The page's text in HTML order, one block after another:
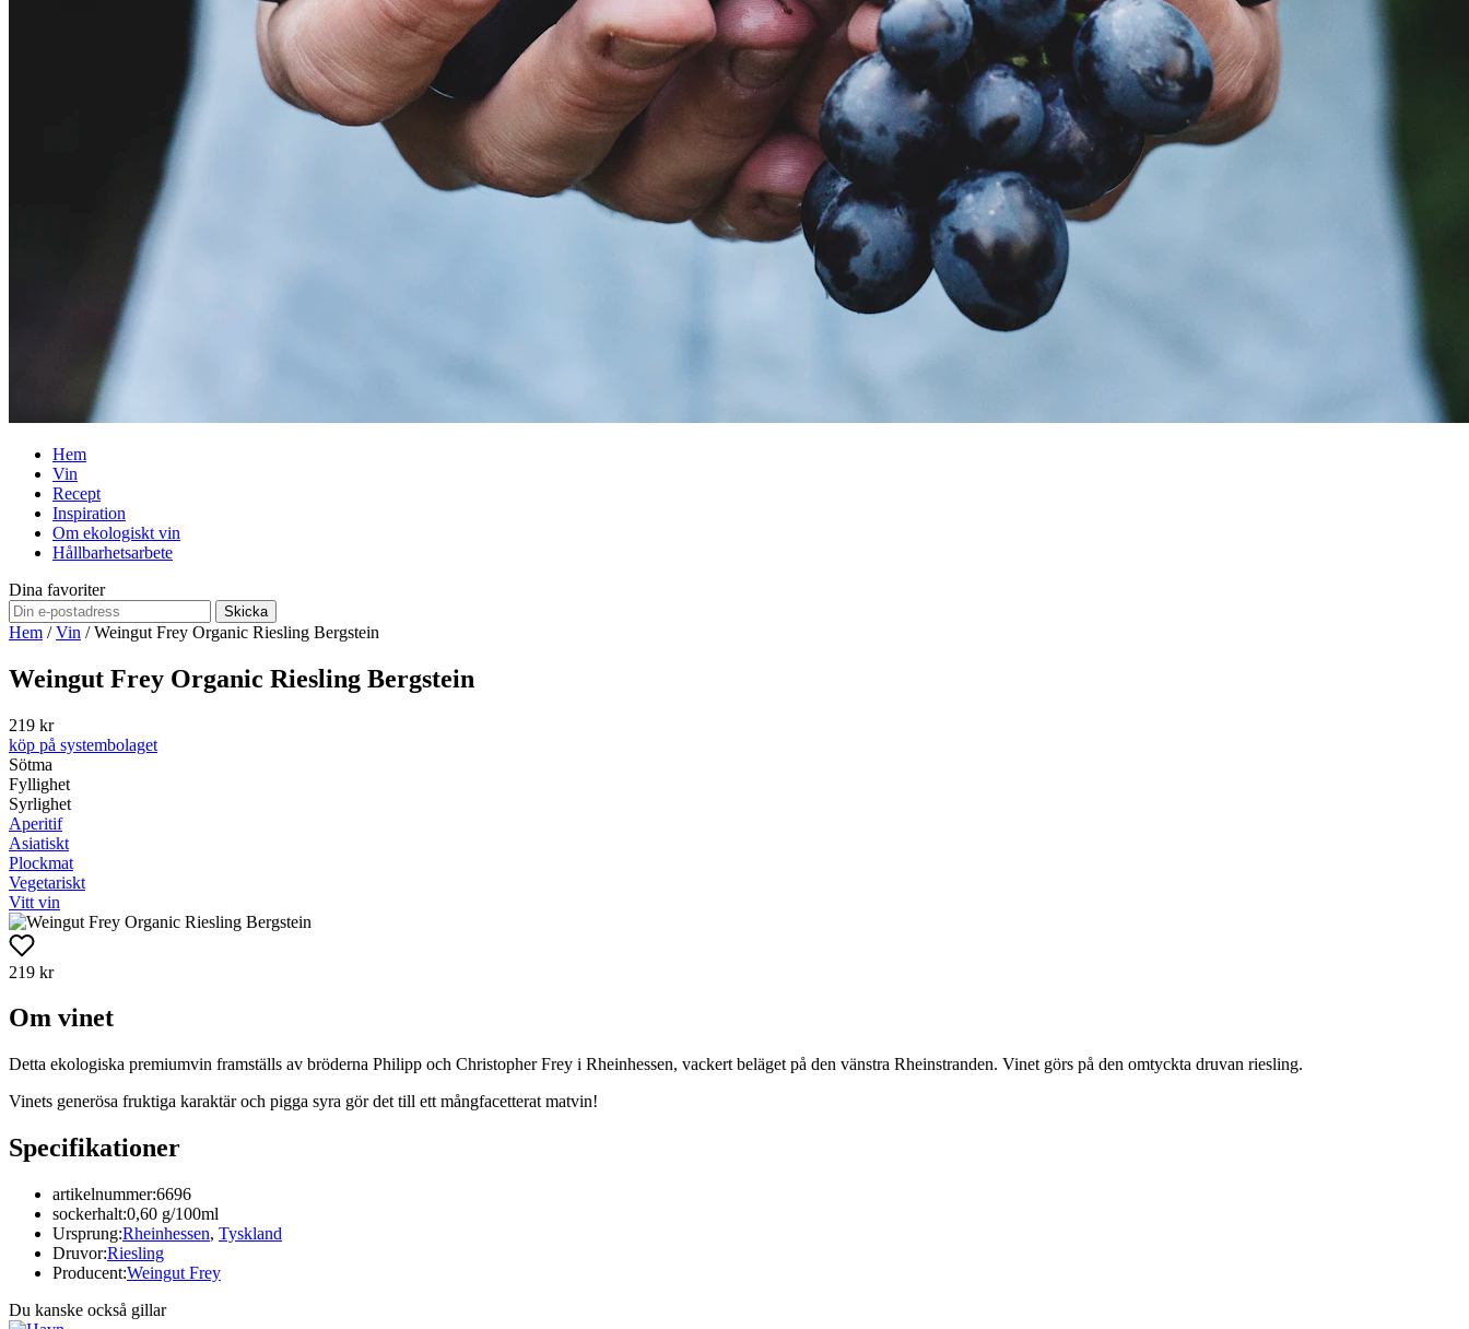
Hem
Vin
Recept
Inspiration
Om ekologiskt vin
Hållbarhetsarbete
Dina favoriter
Skicka
Hem /Vin /Weingut Frey Organic Riesling Bergstein
Weingut Frey Organic Riesling Bergstein
219 kr
köp på systembolaget
Sötma
Fyllighet
Syrlighet
Aperitif
Asiatiskt
Plockmat
Vegetariskt
Vitt vin
219 kr
Om vinet
Detta ekologiska premiumvin framställs av bröderna Philipp och Christopher Frey i Rheinhessen, vackert beläget på den vänstra Rheinstranden. Vinet görs på den omtyckta druvan riesling.
Vinets generösa fruktiga karaktär och pigga syra gör det till ett mångfacetterat matvin!
Specifikationer
artikelnummer:6696
sockerhalt:0,60 g/100ml
Ursprung:Rheinhessen, Tyskland
Druvor:Riesling
Producent:Weingut Frey
Du kanske också gillar